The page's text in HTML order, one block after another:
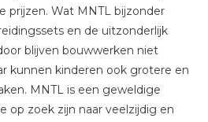
prijzen. Wat MNTL bijzonder
en de uitzonderlijk
blijven bouwwerken niet
kunnen kinderen ook grotere en
MNTL is een geweldige
op zoek zijn naar veelzijdig en